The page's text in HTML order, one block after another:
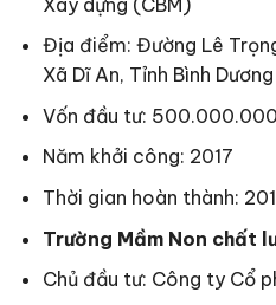
Địa điểm: Đường Lê
Xã Dĩ An, Tỉnh Bình Dương
Vốn đầu tư:
Năm khởi công: 2017
Thời gian hoàn thành:
Trường Mầm Non chất
Chủ đầu tư: Công ty Cổ